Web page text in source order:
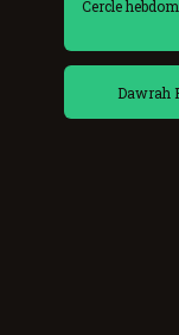
Cercle
Dawrah